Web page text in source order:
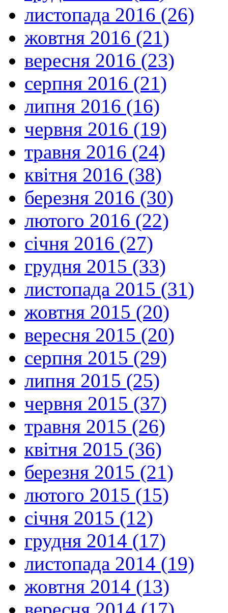
листопада 2016 (26)
жовтня 2016 (21)
вересня 2016 (23)
серпня 2016 (21)
липня 2016 (16)
червня 2016 (19)
травня 2016 (24)
квітня 2016 (38)
березня 2016 (30)
лютого 2016 (22)
січня 2016 (27)
грудня 2015 (33)
листопада 2015 (31)
жовтня 2015 (20)
вересня 2015 (20)
серпня 2015 (29)
липня 2015 (25)
червня 2015 (37)
травня 2015 (26)
квітня 2015 (36)
березня 2015 (21)
лютого 2015 (15)
січня 2015 (12)
грудня 2014 (17)
листопада 2014 (19)
жовтня 2014 (13)